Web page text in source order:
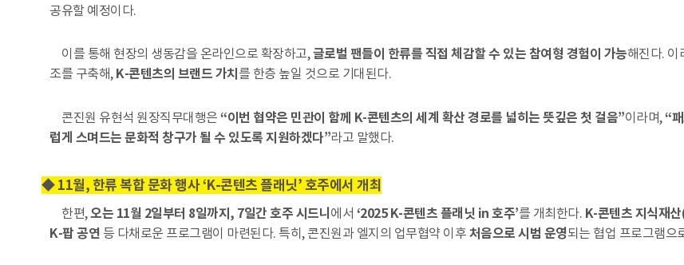
공유할 예정이다.
이를 통해 현장의 생동감을 온라인으로 확장하고,글로벌 팬들이 한류를 직접 체감할 수 있는 참여형 경험이 가능해진다. 이
조를 구축해, K-콘텐츠의 브랜드 가치 를 한층 높일 것으로 기대된다.
콘진원 유현석 원장직무대행은 “이번 협약은 민관이 함께 K-콘텐츠의 세계 확산 경로를 넓히는 뜻깊은 첫 걸음”이라며,“
럽게 스며드는 문화적 창구가 될 수 있도록 지원하겠다”라고 말했다.
◆ 11월, 한류 복합 문화 행사 ‘K-콘텐츠 플래닛’ 호주에서 개최
한편,오는 11월 2일부터 8일까지, 7일간 호주 시드니 에서 ‘2025 K-콘텐츠 플래닛 in 호주’를 개최한다. K-콘텐츠 지식재
K-팝 공연 등 다채로운 프로그램이 마련된다. 특히, 콘진원과 엘지의 업무협약 이후 처음으로 시범 운영되는 협업 프로그램으